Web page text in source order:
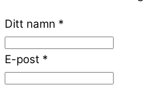
Ditt namn *
E-post *